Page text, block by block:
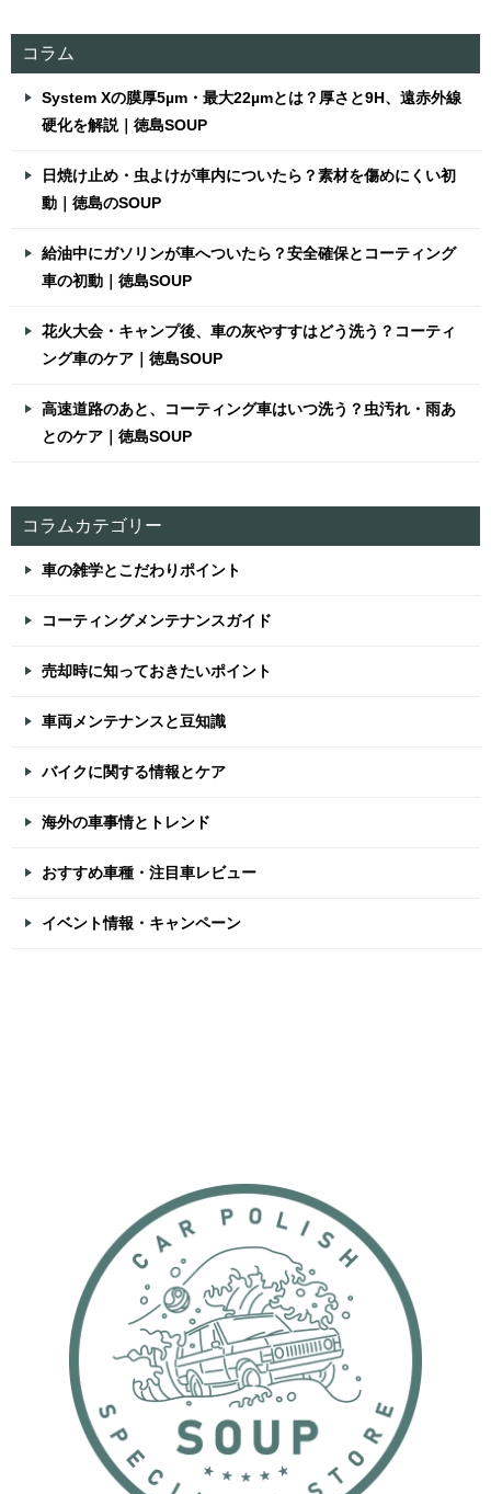
コラム
System Xの膜厚5µm・最大22µmとは？厚さと9H、遠赤外線
硬化を解説｜徳島SOUP
日焼け止め・虫よけが車内についたら？素材を傷めにくい初
動｜徳島のSOUP
給油中にガソリンが車へついたら？安全確保とコーティング
車の初動｜徳島SOUP
花火大会・キャンプ後、車の灰やすすはどう洗う？コーティ
ング車のケア｜徳島SOUP
高速道路のあと、コーティング車はいつ洗う？虫汚れ・雨あ
とのケア｜徳島SOUP
コラムカテゴリー
車の雑学とこだわりポイント
コーティングメンテナンスガイド
売却時に知っておきたいポイント
車両メンテナンスと豆知識
バイクに関する情報とケア
海外の車事情とトレンド
おすすめ車種・注目車レビュー
イベント情報・キャンペーン